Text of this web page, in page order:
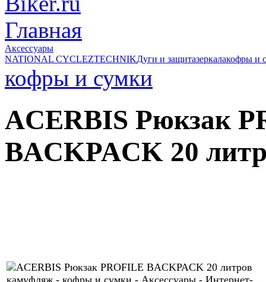
Главная
Аксессуары
NATIONAL CYCLEZTECHNIKДуги и защитазеркалакофры и
кофры и сумки
ACERBIS Рюкзак
BACKPACK 20